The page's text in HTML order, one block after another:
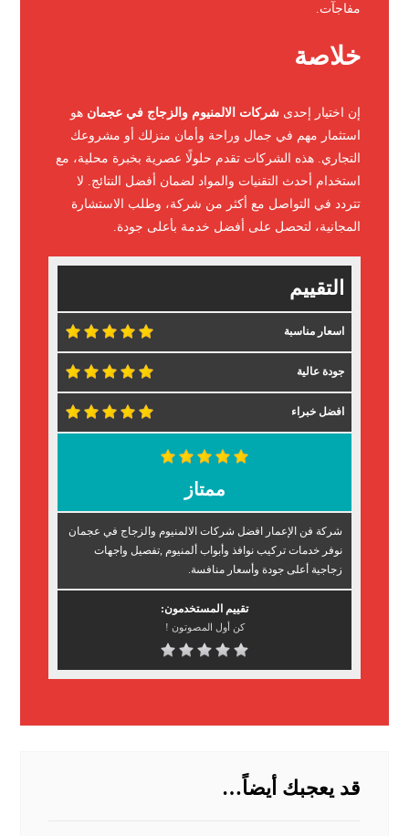
مفاجآت.
خلاصة
إن اختيار إحدىشركات الالمنيوم والزجاج في عجمان هو
استثمار مهم في جمال وراحة وأمان منزلك أو مشروعك
التجاري. هذه الشركات تقدم حلولًا عصرية بخبرة محلية، مع
استخدام أحدث التقنيات والمواد لضمان أفضل النتائج. لا
تتردد في التواصل مع أكثر من شركة، وطلب الاستشارة
المجانية، لتحصل على أفضل خدمة بأعلى جودة.
التقييم
اسعار مناسبة
جودة عالية
افضل خبراء
ممتاز
شركة فن الإعمار افضل شركات الالمنيوم والزجاج في عجمان
نوفر خدمات تركيب نوافذ وأبواب ألمنيوم ,تفصيل واجهات
زجاجية أعلى جودة وأسعار منافسة.
تقييم المستخدمون:
كن أول المصوتون !
قد يعجبك أيضاً…